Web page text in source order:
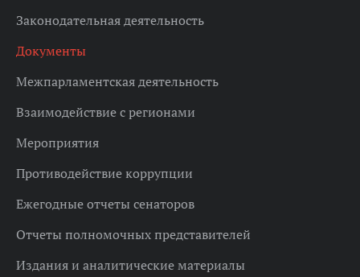
Законодательная деятельность
Документы
Межпарламентская деятельность
Взаимодействие с регионами
Мероприятия
Противодействие коррупции
Ежегодные отчеты сенаторов
Отчеты полномочных представителей
Издания и аналитические материалы